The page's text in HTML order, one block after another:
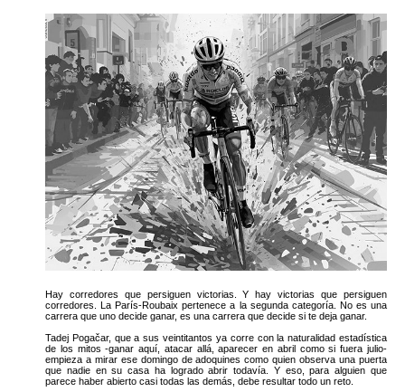
Hay corredores que persiguen victorias. Y hay victorias que persiguen
corredores. La París-Roubaix pertenece a la segunda categoría. No es una
carrera que uno decide ganar, es una carrera que decide si te deja ganar.
Tadej Pogačar, que a sus veintitantos ya corre con la naturalidad estadística
de los mitos -ganar aquí, atacar allá, aparecer en abril como si fuera julio-
empieza a mirar ese domingo de adoquines como quien observa una puerta
que nadie en su casa ha logrado abrir todavía. Y eso, para alguien que
parece haber abierto casi todas las demás, debe resultar todo un reto.